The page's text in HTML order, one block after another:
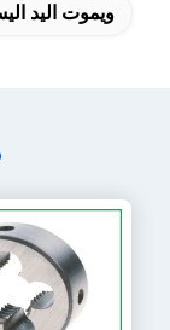
ويموت اليد